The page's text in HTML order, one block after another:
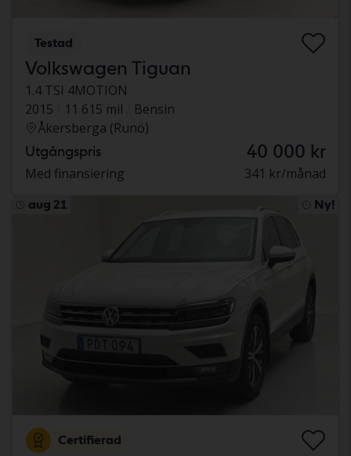
Testad
Volkswagen Tiguan
1.4 TSI 4MOTION
2015
11 615 mil
Bensin
Åkersberga (Runö)
Utgångspris 40 000 kr
Med finansiering 341 kr/månad
aug 21 Ny!
Certifierad